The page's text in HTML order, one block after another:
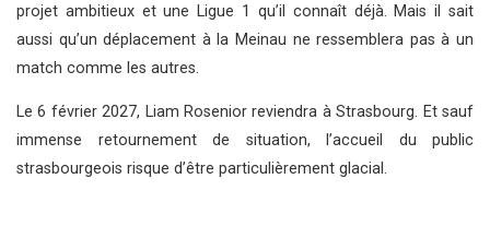
projet ambitieux et une Ligue 1 qu’il connaît déjà. Mais il sait
aussi qu’un déplacement à la Meinau ne ressemblera pas à un
match comme les autres.
Le 6 février 2027, Liam Rosenior reviendra à Strasbourg. Et sauf
immense retournement de situation, l’accueil du public
strasbourgeois risque d’être particulièrement glacial.